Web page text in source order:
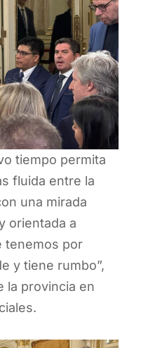
tiempo permita
fluida entre la
una mirada
orientada a
tenemos por
y tiene rumbo”,
la provincia en